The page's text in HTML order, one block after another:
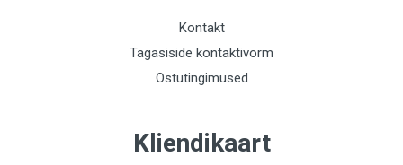
Kontakt
Tagasiside kontaktivorm
Ostutingimused
Kliendikaart